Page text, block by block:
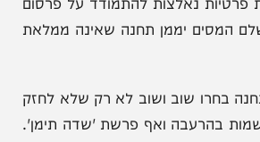
המשודרות בה אינן חיוניות,
יממן תחנה שאינה ממלאת